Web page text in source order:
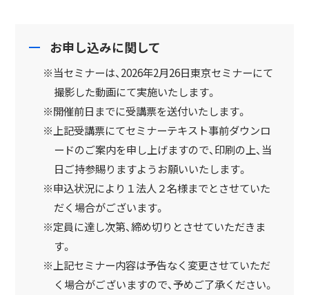
お申し込みに関して
※当セミナーは、2026年2月26日東京セミナーにて
撮影した動画にて実施いたします。
※開催前日までに受講票を送付いたします。
※上記受講票にてセミナーテキスト事前ダウンロ
ードのご案内を申し上げますので、印刷の上、当
日ご持参賜りますようお願いいたします。
※申込状況により１法人２名様までとさせていた
だく場合がございます。
※定員に達し次第、締め切りとさせていただきま
す。
※上記セミナー内容は予告なく変更させていただ
く場合がございますので、予めご了承ください。